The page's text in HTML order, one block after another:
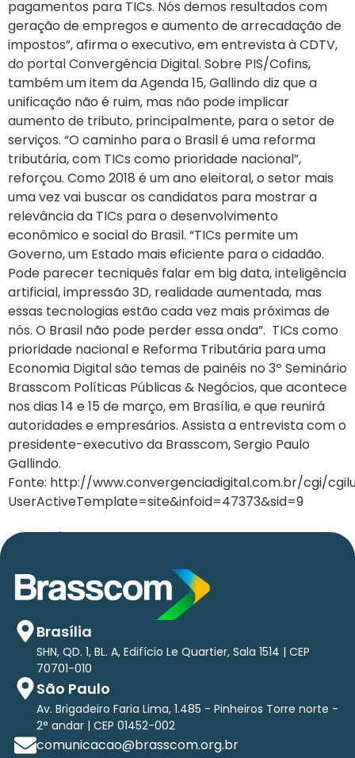
pagamentos para TICs. Nós demos resultados com
geração de empregos e aumento de arrecadação de
impostos”, afirma o executivo, em entrevista à CDTV,
do portal Convergência Digital. Sobre PIS/Cofins,
também um item da Agenda 15, Gallindo diz que a
unificação não é ruim, mas não pode implicar
aumento de tributo, principalmente, para o setor de
serviços. “O caminho para o Brasil é uma reforma
tributária, com TICs como prioridade nacional”,
reforçou. Como 2018 é um ano eleitoral, o setor mais
uma vez vai buscar os candidatos para mostrar a
relevância da TICs para o desenvolvimento
econômico e social do Brasil. “TICs permite um
Governo, um Estado mais eficiente para o cidadão.
Pode parecer tecniquês falar em big data, inteligência
artificial, impressão 3D, realidade aumentada, mas
essas tecnologias estão cada vez mais próximas de
nós. O Brasil não pode perder essa onda”. TICs como
prioridade nacional e Reforma Tributária para uma
Economia Digital são temas de painéis no 3º Seminário
Brasscom Políticas Públicas & Negócios, que acontece
nos dias 14 e 15 de março, em Brasília, e que reunirá
autoridades e empresários. Assista a entrevista com o
presidente-executivo da Brasscom, Sergio Paulo
Gallindo.
Fonte: http://www.convergenciadigital.com.br/cgi/
UserActiveTemplate=site&infoid=47373&sid=9
←anterior
Brasília
SHN, QD. 1, BL. A, Edifício Le Quartier, Sala 1514 | CEP
70701-010
São Paulo
Av. Brigadeiro Faria Lima, 1.485 - Pinheiros Torre norte -
2° andar | CEP 01452-002
comunicacao@brasscom.org.br